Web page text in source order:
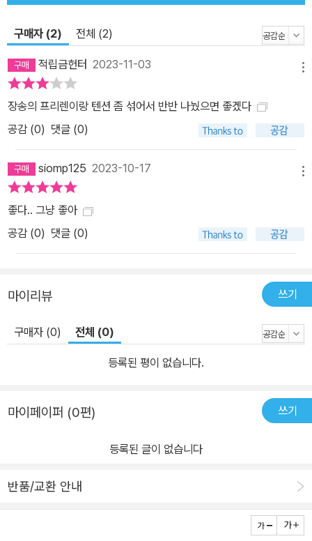
구매자 (2) 전체 (2)
적립금헌터 2023-11-03
장송의 프리렌이랑 텐션 좀 섞어서 반반 나눴으면 좋겠다
공감 (0) 댓글 (0)
siomp125 2023-10-17
좋다.. 그냥 좋아
공감 (0) 댓글 (0)
마이리뷰 쓰기
구매자 (0) 전체 (0)
등록된 평이 없습니다.
마이페이퍼 (0편) 쓰기
등록된 글이 없습니다
반품/교환 안내